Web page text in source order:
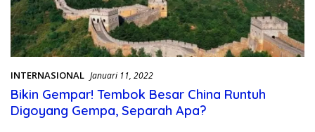
INTERNASIONAL Januari 11, 2022
Bikin Gempar! Tembok Besar China Runtuh
Digoyang Gempa, Separah Apa?